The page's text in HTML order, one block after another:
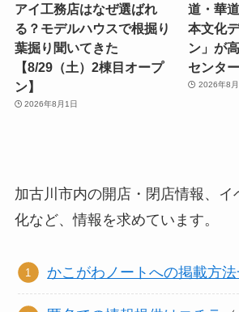
アイ工務店はなぜ選ばれ
る？モデルハウスで根掘り
葉掘り聞いてきた
【8/29（土）2棟目オープ
ン】
2026年8月1日
道・華
本文化
ン」が
センタ
2026年8月
加古川市内の開店・閉店情報、イ
化など、情報を求めています。
かこがわノートへの掲載方